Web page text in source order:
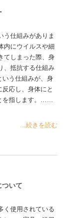
う仕組みがありま
内にウイルスや細
てしまった際、身
、抵抗する仕組み
いう仕組みが、身
応し、身体にと
を指します。……
...続きを読む
ついて
く使用されている